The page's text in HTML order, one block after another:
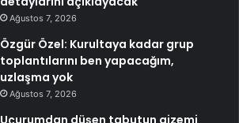
Ağustos 7, 2026
Özgür Özel: Kurultaya kadar grup
toplantılarını ben yapacağım,
uzlaşma yok
Ağustos 7, 2026
Uçurumdan düşen tabutun gizemi